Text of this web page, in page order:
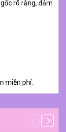
rõ ràng, đảm
miễn phí.